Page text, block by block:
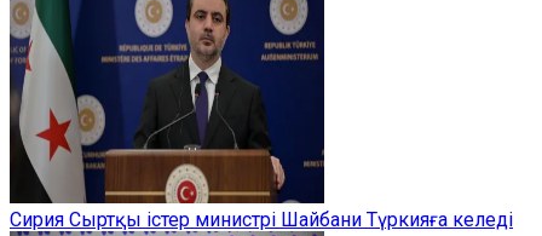
Сирия Сыртқы істер министрі Шайбани Түркияға келеді